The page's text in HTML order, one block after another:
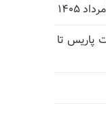
پاریس تا